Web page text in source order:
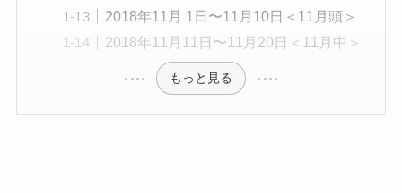
2018年11月 1日〜11月10日＜11月頭＞
2018年11月11日〜11月20日＜11月中＞
もっと見る